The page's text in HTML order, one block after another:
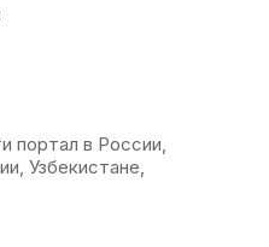
портал в России,
Узбекистане,